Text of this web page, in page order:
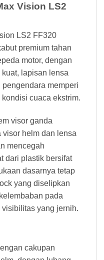
Vision LS2
LS2 FF320
premium tahan
motor, dengan
lapisan lensa
memperi
cuaca ekstrim.
visor ganda
helm dan lensa
mencegah
dari plastik bersifat
dasarnya tetap
yang diselipkan
pada
yang jernih.
cakupan